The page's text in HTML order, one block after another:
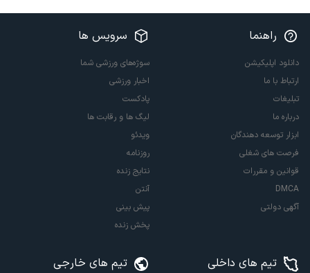
راهنما
دانلود اپلیکیشن
ارتباط با ما
تبلیغات
درباره ما
ابزار توسعه دهندگان
فرصت های شغلی
قوانین و مقررات
DMCA
آگهی دولتی
سرویس ها
سوژه‌های ورزشی شما
اخبار ورزشی
پادکست
لیگ ها و رقابت ها
ویدئو
روزنامه
نتایج زنده
آنتن
پیش بینی
پخش زنده
تیم های داخلی تیم های خارجی